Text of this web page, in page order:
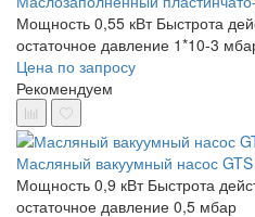
Мощность 0,55 кВт Быстрота
остаточное давление 1*10-3
Цена по запросу
Рекомендуем
Масляный вакуумный насос
Мощность 0,9 кВт Быстрота
остаточное давление 0,5 мбар